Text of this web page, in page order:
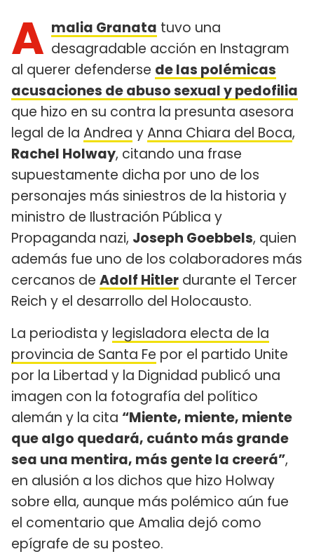
A malia Granata tuvo una
desagradable acción en Instagram
al querer defenderse de las polémicas
acusaciones de abuso sexual y pedofilia
que hizo en su contra la presunta asesora
legal de la Andrea yAnna Chiara del Boca,
Rachel Holway, citando una frase
supuestamente dicha por uno de los
personajes más siniestros de la historia y
ministro de Ilustración Pública y
Propaganda nazi, Joseph Goebbels, quien
además fue uno de los colaboradores más
cercanos de Adolf Hitler durante el Tercer
Reich y el desarrollo del Holocausto.
La periodista y legisladora electa de la
provincia de Santa Fe por el partido Unite
por la Libertad y la Dignidad publicó una
imagen con la fotografía del político
alemán y la cita “Miente, miente, miente
que algo quedará, cuánto más grande
sea una mentira, más gente la creerá”,
en alusión a los dichos que hizo Holway
sobre ella, aunque más polémico aún fue
el comentario que Amalia dejó como
epígrafe de su posteo.